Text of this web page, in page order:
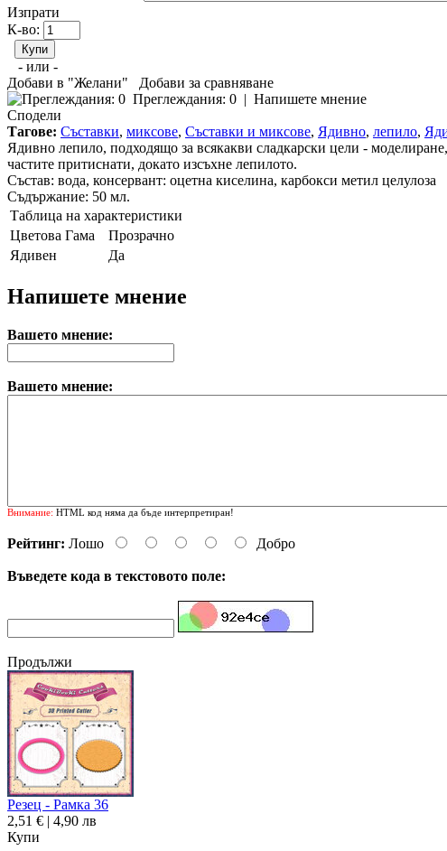
Изпрати
К-во:
- или -
Добави в "Желани"
Добави за сравняване
Преглеждания: 0 | Напишете мнение
Сподели
Тагове: Съставки, миксове, Съставки и миксове, Ядивно, лепило,
Ядивно лепило, подходящо за всякакви сладкарски цели -
частите притиснати, докато изсъхне лепилото.
Състав: вода, консервант: оцетна киселина, карбокси метил целулоза
Съдържание: 50 мл.
Таблица на характеристики
Цветова Гама
Прозрачно
Ядивен
Да
Напишете мнение
Вашето мнение:
Вашето мнение:
Внимание: HTML код няма да бъде интерпретиран!
Рейтинг: Лошо Добро
Въведете кода в текстовото поле:
Продължи
Резец - Рамка 36
2,51 € | 4,90 лв
Купи